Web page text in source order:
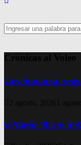
Search
for:
Crónicas al Voleo
La silenciosa
2 agosto, 2026 1
El Vuelo 19 y el